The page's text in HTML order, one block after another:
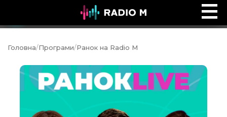
Ненсі Демосс Вогемус «В пошуках Бога»
Головна/Програми/Ранок на Radio M